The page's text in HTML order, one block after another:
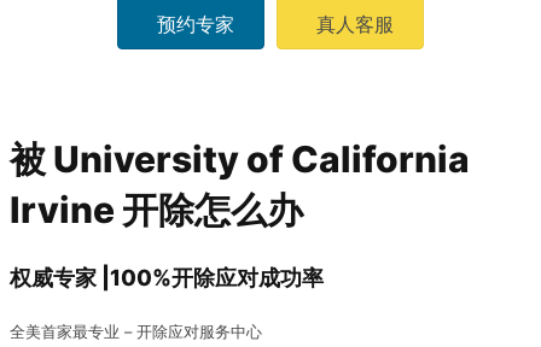
预约专家 真人客服
被 University of California
Irvine 开除怎么办
权威专家 |100%开除应对成功率
全美首家最专业 – 开除应对服务中心